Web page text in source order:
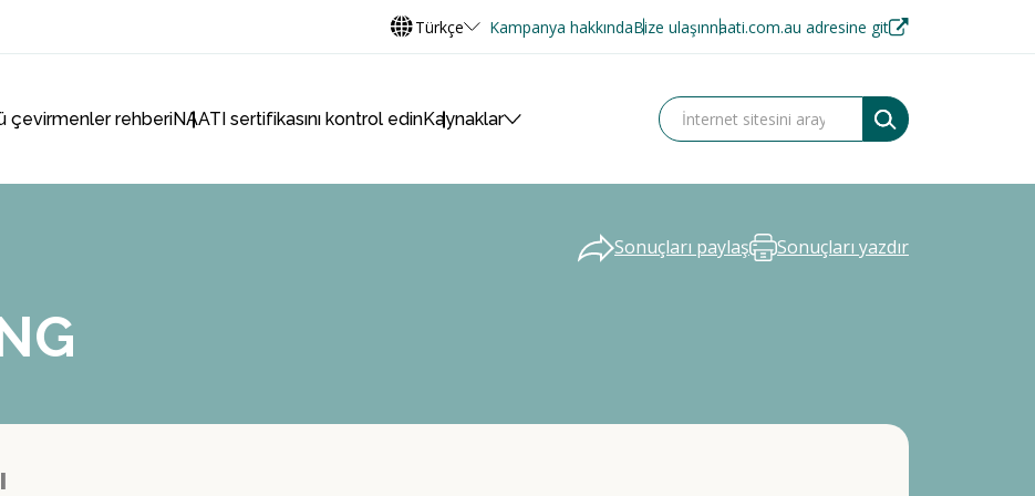
Türkçe Kampanya hakkındaBize ulaşınnaati.com.au adresine git
çevirmenler rehberiNAATI sertifikasını kontrol edinKaynaklar
Sonuçları paylaş Sonuçları yazdır